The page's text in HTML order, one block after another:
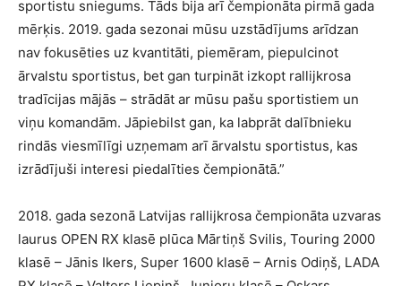
sportistu sniegums. Tāds bija arī čempionāta pirmā gada
mērķis. 2019. gada sezonai mūsu uzstādījums arīdzan
nav fokusēties uz kvantitāti, piemēram, piepulcinot
ārvalstu sportistus, bet gan turpināt izkopt rallijkrosa
tradīcijas mājās – strādāt ar mūsu pašu sportistiem un
viņu komandām. Jāpiebilst gan, ka labprāt dalībnieku
rindās viesmīlīgi uzņemam arī ārvalstu sportistus, kas
izrādījuši interesi piedalīties čempionātā.”
2018. gada sezonā Latvijas rallijkrosa čempionāta uzvaras
laurus OPEN RX klasē plūca Mārtiņš Svilis, Touring 2000
klasē – Jānis Ikers, Super 1600 klasē – Arnis Odiņš, LADA